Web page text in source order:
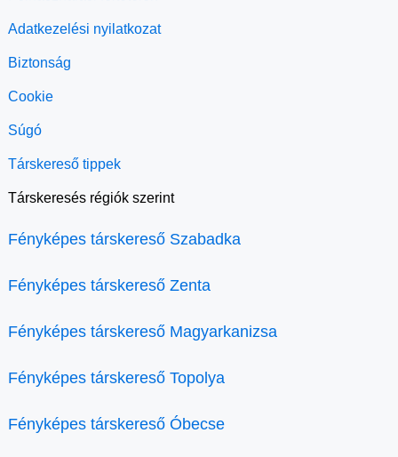
Adatkezelési nyilatkozat
Biztonság
Cookie
Súgó
Társkereső tippek
Társkeresés régiók szerint
Fényképes társkereső Szabadka
Fényképes társkereső Zenta
Fényképes társkereső Magyarkanizsa
Fényképes társkereső Topolya
Fényképes társkereső Óbecse